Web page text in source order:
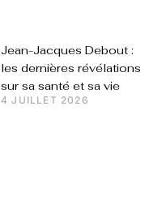
Jean-Jacques Debout :
les dernières révélations
sur sa santé et sa vie
4 JUILLET 2026